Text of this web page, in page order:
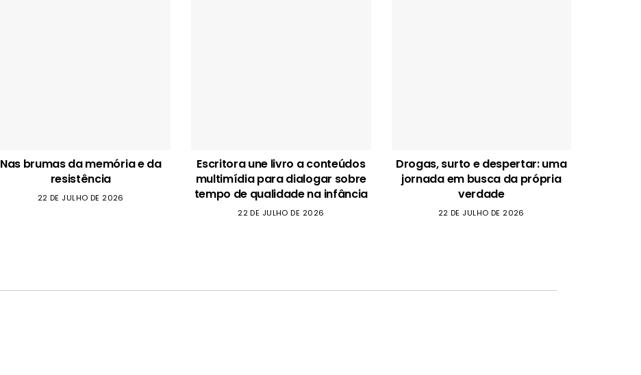
Nas brumas da memória e da
resistência
22 DE JULHO DE 2026
Escritora une livro a conteúdos
multimídia para dialogar sobre
tempo de qualidade na infância
22 DE JULHO DE 2026
Drogas, surto e despertar: uma
jornada em busca da própria
verdade
22 DE JULHO DE 2026